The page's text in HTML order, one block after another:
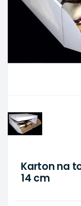
Karton na
14 cm